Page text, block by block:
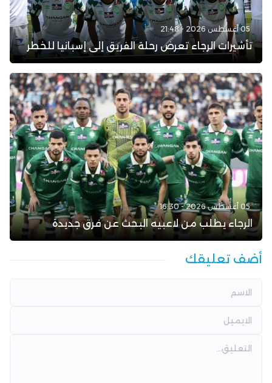
05 أغسطس 2026 - 21:48
تأشيرات الرجاء تعرض رحلة الفريق إلى إسبانيا للخطر
05 أغسطس 2026 - 16:30
الرجاء يطلب من لاعبيه البحث عن فرق جديدة
أضف تعليقك